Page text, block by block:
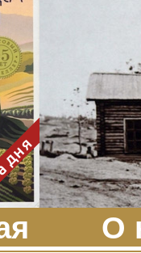
с
пчёл
и
Едим
во
-
-
О